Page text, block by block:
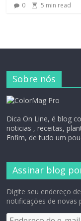
0 5 min read
Sobre nós
Dica On Line, é blog
noticias , receitas,
Enfim, de tudo um
Assinar blog
Digite seu endereço
notificações de novas